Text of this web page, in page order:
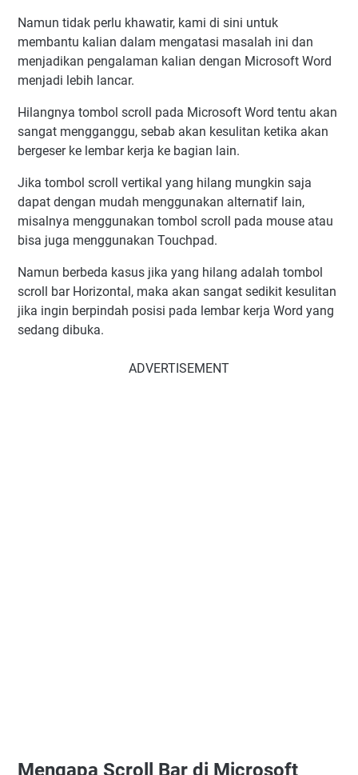
Namun tidak perlu khawatir, kami di sini untuk
membantu kalian dalam mengatasi masalah ini dan
menjadikan pengalaman kalian dengan Microsoft Word
menjadi lebih lancar.
Hilangnya tombol scroll pada Microsoft Word tentu akan
sangat mengganggu, sebab akan kesulitan ketika akan
bergeser ke lembar kerja ke bagian lain.
Jika tombol scroll vertikal yang hilang mungkin saja
dapat dengan mudah menggunakan alternatif lain,
misalnya menggunakan tombol scroll pada mouse atau
bisa juga menggunakan Touchpad.
Namun berbeda kasus jika yang hilang adalah tombol
scroll bar Horizontal, maka akan sangat sedikit kesulitan
jika ingin berpindah posisi pada lembar kerja Word yang
sedang dibuka.
ADVERTISEMENT
Mengapa Scroll Bar di Microsoft